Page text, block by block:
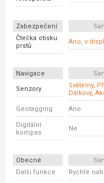
Zabezpečení
Čtečka otisku
prstů
Ano, v
Navigace
Senzory
Světelný,
Dálkový,
Geotagging Ano
Digitální
kompas
Ne
Obecné
Další funkce
Rychlé